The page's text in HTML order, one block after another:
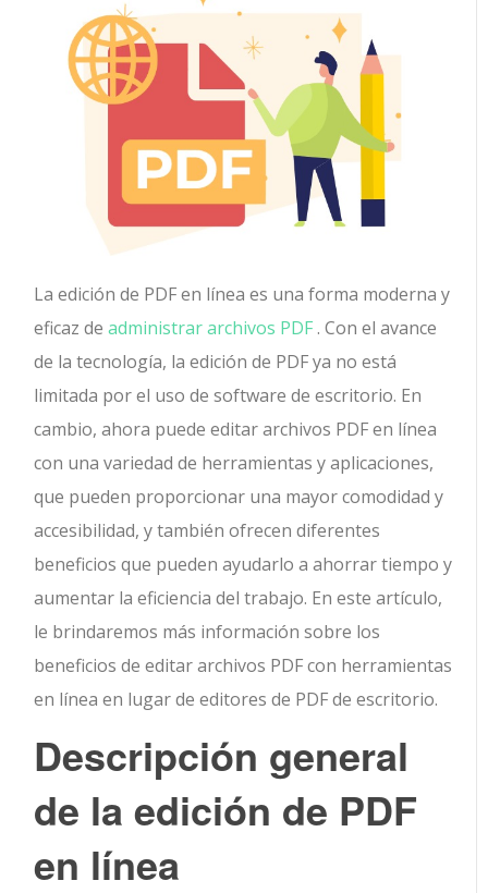
La edición de PDF en línea es una forma moderna y
eficaz deadministrar archivos PDF. Con el avance
de la tecnología, la edición de PDF ya no está
limitada por el uso de software de escritorio. En
cambio, ahora puede editar archivos PDF en línea
con una variedad de herramientas y aplicaciones,
que pueden proporcionar una mayor comodidad y
accesibilidad, y también ofrecen diferentes
beneficios que pueden ayudarlo a ahorrar tiempo y
aumentar la eficiencia del trabajo. En este artículo,
le brindaremos más información sobre los
beneficios de editar archivos PDF con herramientas
en línea en lugar de editores de PDF de escritorio.
Descripción general
de la edición de PDF
en línea